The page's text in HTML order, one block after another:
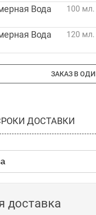
Вода 100 мл.
Вода 120 мл.
ЗАКАЗ В
ДОСТАВКИ
доставка